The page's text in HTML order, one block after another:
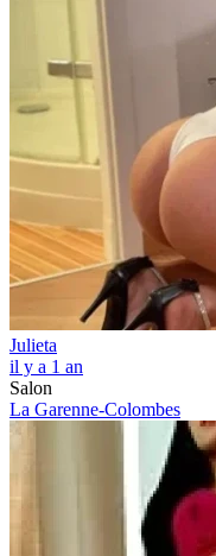
Julieta
il y a 1 an
Salon
La Garenne-Colombes